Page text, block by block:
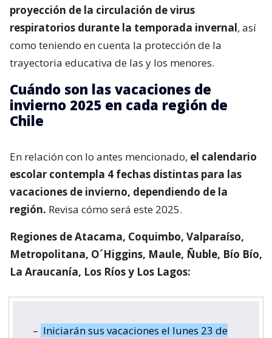
proyección de la circulación de virus
respiratorios durante la temporada invernal, así
como teniendo en cuenta la protección de la
trayectoria educativa de las y los menores.
Cuándo son las vacaciones de
invierno 2025 en cada región de
Chile
En relación con lo antes mencionado, el calendario
escolar contempla 4 fechas distintas para las
vacaciones de invierno, dependiendo de la
región. Revisa cómo será este 2025.
Regiones de Atacama, Coquimbo, Valparaíso,
Metropolitana, O´Higgins, Maule, Ñuble, Bío Bío,
La Araucanía, Los Ríos y Los Lagos:
– Iniciarán sus vacaciones el lunes 23 de